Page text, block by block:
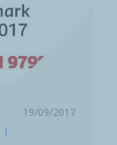
19/09/2017